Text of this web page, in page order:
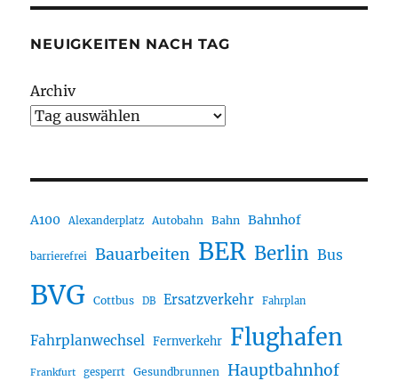
NEUIGKEITEN NACH TAG
Archiv
A100 Alexanderplatz Autobahn Bahn Bahnhof
barrierefrei Bauarbeiten BER Berlin Bus
BVG Cottbus DB Ersatzverkehr Fahrplan
Fahrplanwechsel Fernverkehr Flughafen
Frankfurt gesperrt Gesundbrunnen Hauptbahnhof